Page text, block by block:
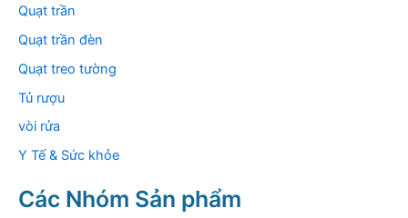
Quạt trần
Quạt trần đèn
Quạt treo tường
Tủ rượu
vòi rửa
Y Tế & Sức khỏe
Các Nhóm Sản phẩm